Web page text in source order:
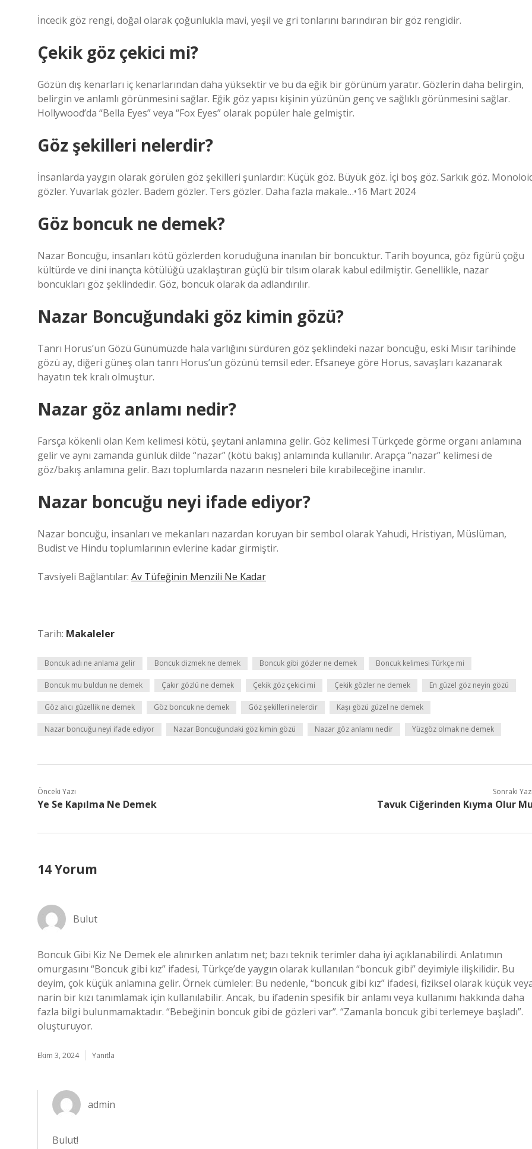
İncecik göz rengi, doğal olarak çoğunlukla mavi, yeşil ve gri tonlarını barındıran bir göz rengidir.
Çekik göz çekici mi?
Gözün dış kenarları iç kenarlarından daha yüksektir ve bu da eğik bir görünüm yaratır. Gözlerin daha belirgin,
belirgin ve anlamlı görünmesini sağlar. Eğik göz yapısı kişinin yüzünün genç ve sağlıklı görünmesini sağlar.
Hollywood’da “Bella Eyes” veya “Fox Eyes” olarak popüler hale gelmiştir.
Göz şekilleri nelerdir?
İnsanlarda yaygın olarak görülen göz şekilleri şunlardır: Küçük göz. Büyük göz. İçi boş göz. Sarkık göz.
gözler. Yuvarlak gözler. Badem gözler. Ters gözler. Daha fazla makale…•16 Mart 2024
Göz boncuk ne demek?
Nazar Boncuğu, insanları kötü gözlerden koruduğuna inanılan bir boncuktur. Tarih boyunca, göz figürü çoğu
kültürde ve dini inançta kötülüğü uzaklaştıran güçlü bir tılsım olarak kabul edilmiştir. Genellikle, nazar
boncukları göz şeklindedir. Göz, boncuk olarak da adlandırılır.
Nazar Boncuğundaki göz kimin gözü?
Tanrı Horus’un Gözü Günümüzde hala varlığını sürdüren göz şeklindeki nazar boncuğu, eski Mısır tarihinde
gözü ay, diğeri güneş olan tanrı Horus’un gözünü temsil eder. Efsaneye göre Horus, savaşları kazanarak
hayatın tek kralı olmuştur.
Nazar göz anlamı nedir?
Farsça kökenli olan Kem kelimesi kötü, şeytani anlamına gelir. Göz kelimesi Türkçede görme organı anlamına
gelir ve aynı zamanda günlük dilde “nazar” (kötü bakış) anlamında kullanılır. Arapça “nazar” kelimesi de
göz/bakış anlamına gelir. Bazı toplumlarda nazarın nesneleri bile kırabileceğine inanılır.
Nazar boncuğu neyi ifade ediyor?
Nazar boncuğu, insanları ve mekanları nazardan koruyan bir sembol olarak Yahudi, Hristiyan, Müslüman,
Budist ve Hindu toplumlarının evlerine kadar girmiştir.
Tavsiyeli Bağlantılar: Av Tüfeğinin Menzili Ne Kadar
Tarih: Makaleler
Boncuk adı ne anlama gelir Boncuk dizmek ne demek Boncuk gibi gözler ne demek Boncuk kelimesi Türkçe mi
Boncuk mu buldun ne demek Çakır gözlü ne demek Çekik göz çekici mi Çekik gözler ne demek En güzel göz neyin gözü
Göz alıcı güzellik ne demek Göz boncuk ne demek Göz şekilleri nelerdir Kaşı gözü güzel ne demek
Nazar boncuğu neyi ifade ediyor Nazar Boncuğundaki göz kimin gözü Nazar göz anlamı nedir Yüzgöz olmak ne demek
Önceki Yazı
Ye Se Kapılma Ne Demek
Sonraki
Tavuk Ciğerinden Kıyma Olur
14 Yorum
Bulut
Boncuk Gibi Kiz Ne Demek ele alınırken anlatım net; bazı teknik terimler daha iyi açıklanabilirdi. Anlatımın
omurgasını “Boncuk gibi kız” ifadesi, Türkçe’de yaygın olarak kullanılan “boncuk gibi” deyimiyle ilişkilidir. Bu
deyim, çok küçük anlamına gelir. Örnek cümleler: Bu nedenle, “boncuk gibi kız” ifadesi, fiziksel olarak küçük
narin bir kızı tanımlamak için kullanılabilir. Ancak, bu ifadenin spesifik bir anlamı veya kullanımı hakkında daha
fazla bilgi bulunmamaktadır. “Bebeğinin boncuk gibi de gözleri var”. “Zamanla boncuk gibi terlemeye başladı”.
oluşturuyor.
Ekim 3, 2024 Yanıtla
admin
Bulut!